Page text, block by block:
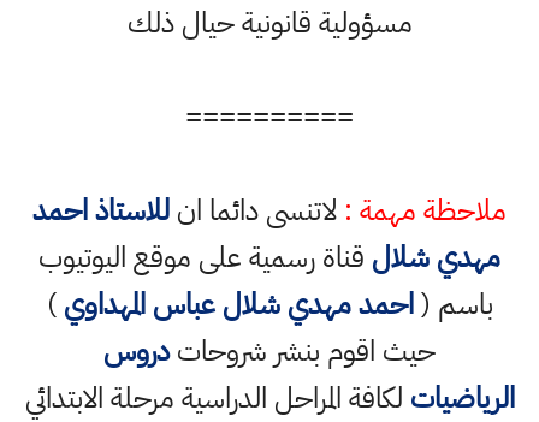
مسؤولية قانونية حيال ذلك
==========
ملاحظة مهمة : لاتنسى دائما انللاستاذ احمد
مهدي شلال قناة رسمية على موقع اليوتيوب
باسم (احمد مهدي شلال عباس المهداوي)
حيث اقوم بنشر شروحاتدروس
الرياضيات لكافة المراحل الدراسية مرحلة الابتدائي